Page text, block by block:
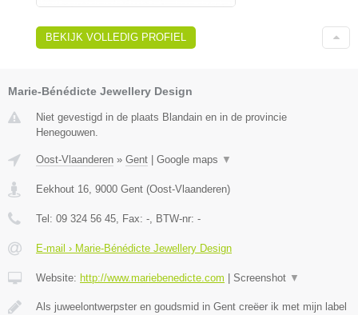
BEKIJK VOLLEDIG PROFIEL
Marie-Bénédicte Jewellery Design
Niet gevestigd in de plaats Blandain en in de provincie
Henegouwen.
Oost-Vlaanderen » Gent Google maps ▼
Eekhout 16, 9000 Gent (Oost-Vlaanderen)
Tel: 09 324 56 45, Fax: -, BTW-nr: -
E-mail › Marie-Bénédicte Jewellery Design
Website: http://www.mariebenedicte.com Screenshot ▼
Als juweelontwerpster en goudsmid in Gent creëer ik met mijn label